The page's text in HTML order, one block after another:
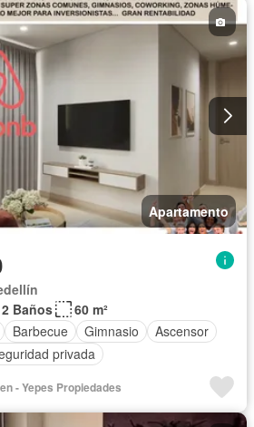
Apartamento
2 Baños
60 m²
Barbecue Gimnasio
Ascensor
privada
- Yepes Propiedades